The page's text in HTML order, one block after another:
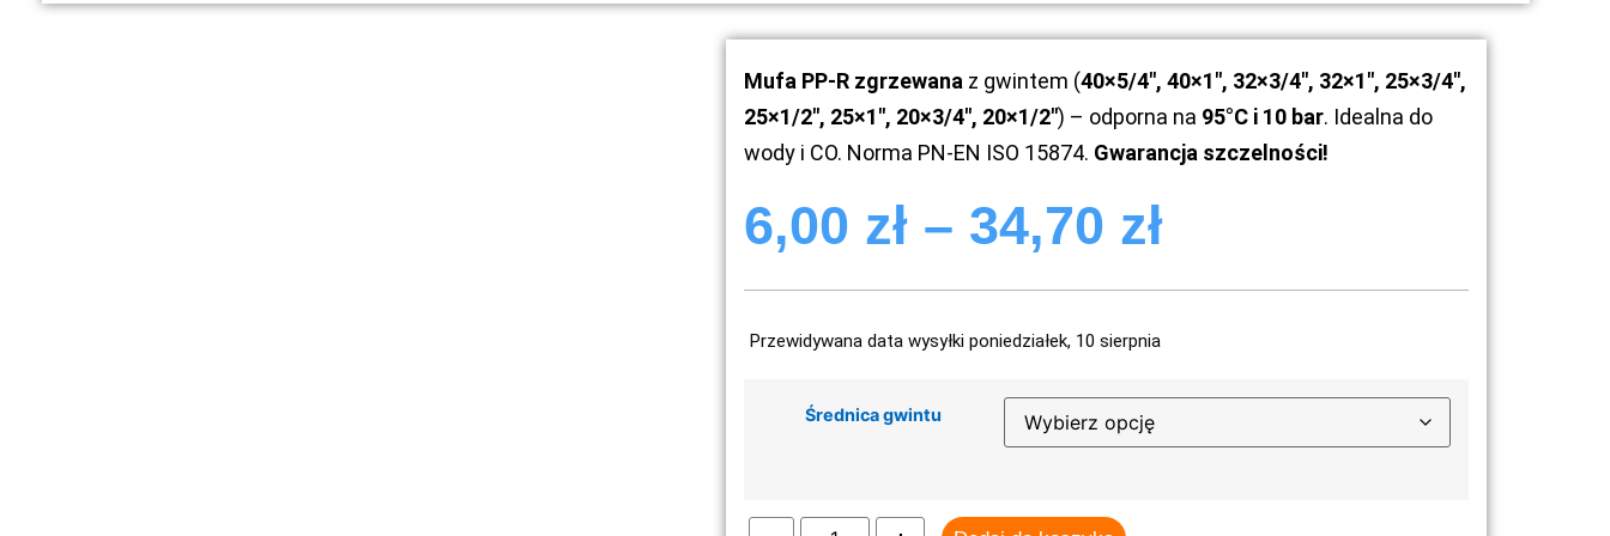
Mufa PP-R zgrzewana z gwintem (40×5/4″, 40×1″, 32×3/4″, 32×1″, 25×3/4″,
25×1/2″, 25×1″, 20×3/4″, 20×1/2″) – odporna na 95°C i 10 bar. Idealna do
wody i CO. Norma PN-EN ISO 15874. Gwarancja szczelności!
6,00 zł – 34,70 zł
Przewidywana data wysyłki poniedziałek, 10 sierpnia
Średnica gwintu